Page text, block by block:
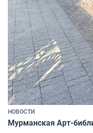
НОВОСТИ
Мурманская Арт-